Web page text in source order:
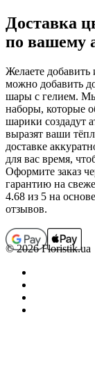
Доставка
по вашему
Желаете
можно добавить
шары с гелием.
наборы, которые
шарики создадут
выразят ваши
доставке
для вас время,
Оформите заказ
гарантию на
4.68 из 5 на
отзывов.
© 2026 Floristik.ua